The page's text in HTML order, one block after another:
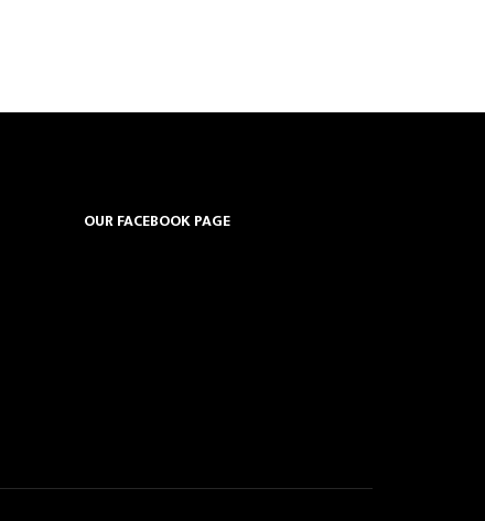
OUR FACEBOOK PAGE